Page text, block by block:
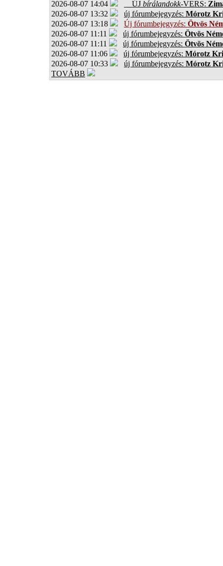
2026-08-07 14:04 ÚJ bírálandokk-VERS:
2026-08-07 13:32
új fórumbejegyzés: Mórotz
2026-08-07 13:18
Új fórumbejegyzés: Ötvös
2026-08-07 11:11
új fórumbejegyzés: Ötvös
2026-08-07 11:11
új fórumbejegyzés: Ötvös
2026-08-07 11:06
új fórumbejegyzés: Mórotz
2026-08-07 10:33
új fórumbejegyzés: Mórotz
TOVÁBB